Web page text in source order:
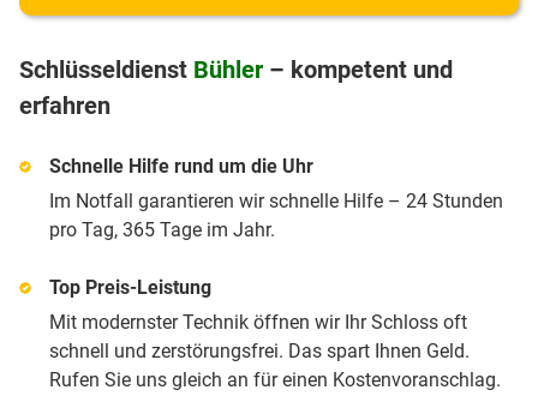
Schlüsseldienst Bühler – kompetent und
erfahren
Schnelle Hilfe rund um die Uhr
Im Notfall garantieren wir schnelle Hilfe – 24 Stunden
pro Tag, 365 Tage im Jahr.
Top Preis-Leistung
Mit modernster Technik öffnen wir Ihr Schloss oft
schnell und zerstörungsfrei. Das spart Ihnen Geld.
Rufen Sie uns gleich an für einen Kostenvoranschlag.